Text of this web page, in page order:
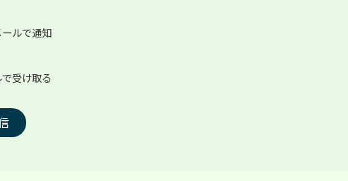
ルで通知
受け取る